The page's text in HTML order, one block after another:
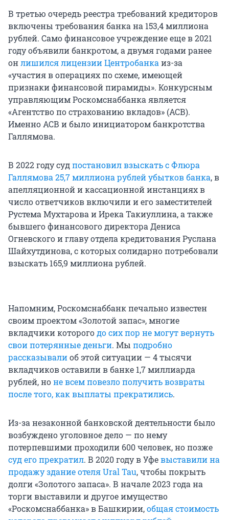
В третью очередь реестра требований кредиторов
включены требования банка на 153,4 миллиона
рублей. Само финансовое учреждение еще в 2021
году объявили банкротом, а двумя годами ранее
онлишился лицензии Центробанкаиз-за
«участия в операциях по схеме, имеющей
признаки финансовой пирамиды». Конкурсным
управляющим Роскомснаббанка является
«Агентство по страхованию вкладов» (АСВ).
Именно АСВ и было инициатором банкротства
Галлямова.
В 2022 году судпостановил взыскать с Флюра
Галлямова 25,7 миллиона рублей убытков банка, в
апелляционной и кассационной инстанциях в
число ответчиков включили и его заместителей
Рустема Мухтарова и Ирека Такиуллина, а также
бывшего финансового директора Дениса
Огневского и главу отдела кредитования Руслана
Шайхутдинова, с которых солидарно потребовали
взыскать 165,9 миллиона рублей.
Напомним, Роскомснаббанк печально известен
своим проектом «Золотой запас», многие
вкладчики которогодо сих пор не могут вернуть
свои потерянные деньги. Мы подробно
рассказывалиоб этой ситуации — 4 тысячи
вкладчиков оставили в банке 1,7 миллиарда
рублей, ноне всем повезло получить возвраты
после того, как выплаты прекратились.
Из-за незаконной банковской деятельности было
возбуждено уголовное дело — по нему
потерпевшими проходили 600 человек, но позже
суд его прекратил. В 2020 году в Уфевыставили на
продажу здание отеля Ural Tau, чтобы покрыть
долги «Золотого запаса». В начале 2023 года на
торги выставили и другое имущество
«Роскомснаббанка» в Башкирии,общая стоимость